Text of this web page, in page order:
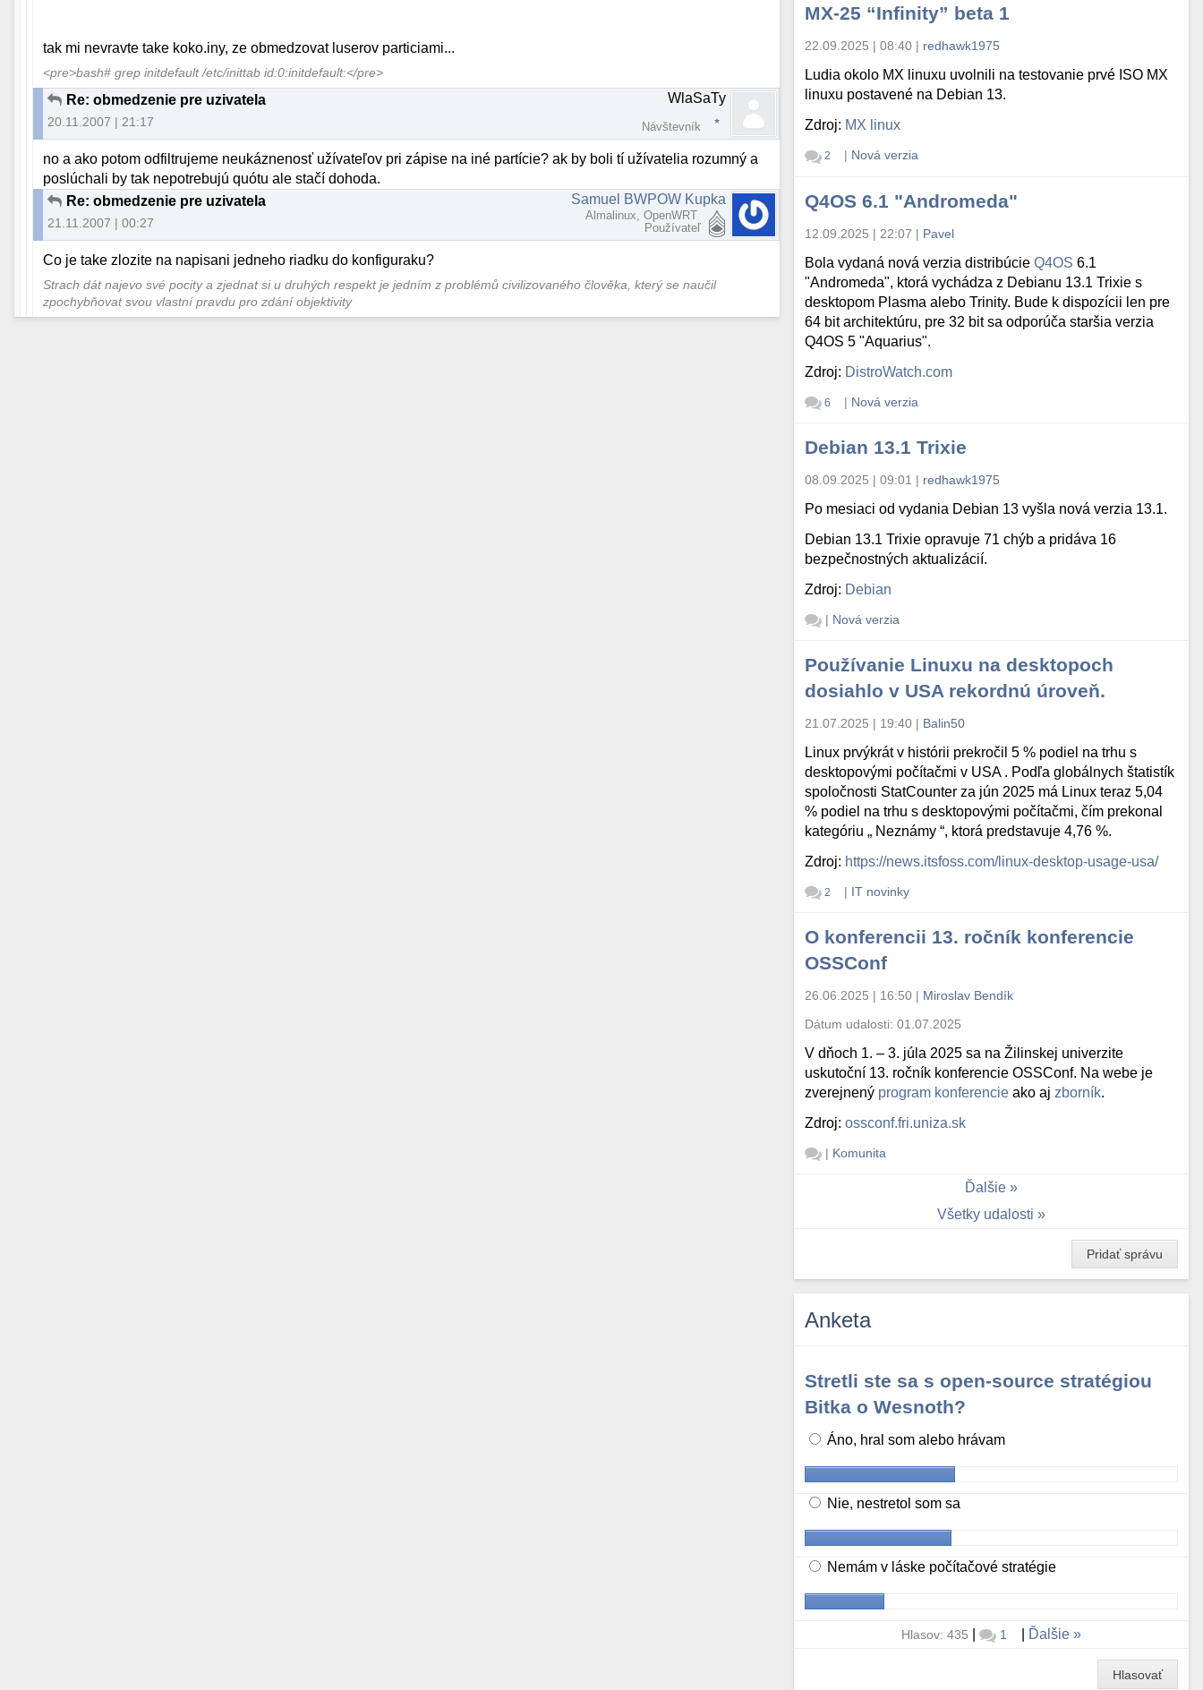
tak mi nevravte take koko.iny, ze obmedzovat luserov particiami...
<pre>bash# grep initdefault /etc/inittab id:0:initdefault:</pre>
Re: obmedzenie pre uzivatela
20.11.2007 | 21:17
WlaSaTy
Návštevník
no a ako potom odfiltrujeme neukáznenosť užívateľov pri zápise na iné partície? ak by boli tí užívatelia rozumný a
poslúchali by tak nepotrebujú quótu ale stačí dohoda.
Re: obmedzenie pre uzivatela
21.11.2007 | 00:27
Samuel BWPOW Kupka
Almalinux, OpenWRT
Používateľ
Co je take zlozite na napisani jedneho riadku do konfiguraku?
Strach dát najevo své pocity a zjednat si u druhých respekt je jedním z problémů civilizovaného člověka, který se naučil
zpochybňovat svou vlastní pravdu pro zdání objektivity
MX-25 “Infinity” beta 1
22.09.2025 | 08:40 | redhawk1975
Ludia okolo MX linuxu uvolnili na testovanie prvé ISO MX
linuxu postavené na Debian 13.
Zdroj: MX linux
2 | Nová verzia
Q4OS 6.1 "Andromeda"
12.09.2025 | 22:07 | Pavel
Bola vydaná nová verzia distribúcieQ4OS 6.1
"Andromeda", ktorá vychádza z Debianu 13.1 Trixie s
desktopom Plasma alebo Trinity. Bude k dispozícii len pre
64 bit architektúru, pre 32 bit sa odporúča staršia verzia
Q4OS 5 "Aquarius".
Zdroj: DistroWatch.com
6 | Nová verzia
Debian 13.1 Trixie
08.09.2025 | 09:01 | redhawk1975
Po mesiaci od vydania Debian 13 vyšla nová verzia 13.1.
Debian 13.1 Trixie opravuje 71 chýb a pridáva 16
bezpečnostných aktualizácií.
Zdroj: Debian
| Nová verzia
Používanie Linuxu na desktopoch
dosiahlo v USA rekordnú úroveň.
21.07.2025 | 19:40 | Balin50
Linux prvýkrát v histórii prekročil 5 % podiel na trhu s
desktopovými počítačmi v USA . Podľa globálnych štatistík
spoločnosti StatCounter za jún 2025 má Linux teraz 5,04
% podiel na trhu s desktopovými počítačmi, čím prekonal
kategóriu „ Neznámy “, ktorá predstavuje 4,76 %.
Zdroj: https://news.itsfoss.com/linux-desktop-usage-usa/
2 | IT novinky
O konferencii 13. ročník konferencie
OSSConf
26.06.2025 | 16:50 | Miroslav Bendík
Dátum udalosti:01.07.2025
V dňoch 1. – 3. júla 2025 sa na Žilinskej univerzite
uskutoční 13. ročník konferencie OSSConf. Na webe je
zverejnený program konferencie ako aj zborník.
Zdroj:ossconf.fri.uniza.sk
| Komunita
Ďalšie
Všetky udalosti
Pridať správu
Anketa
Stretli ste sa s open-source stratégiou
Bitka o Wesnoth?
Áno, hral som alebo hrávam
Nie, nestretol som sa
Nemám v láske počítačové stratégie
Hlasov: 435 | 1 Ďalšie
Hlasovať